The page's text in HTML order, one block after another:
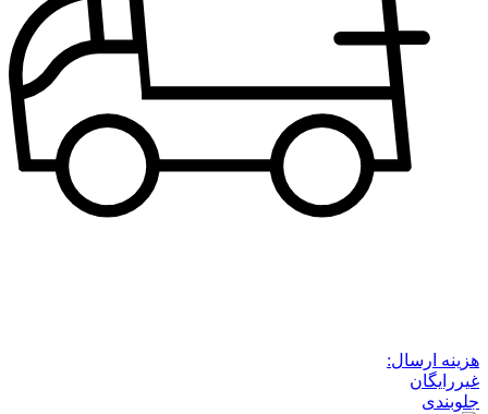
هزینه ارسال:
غیررایگان
جلوبندی